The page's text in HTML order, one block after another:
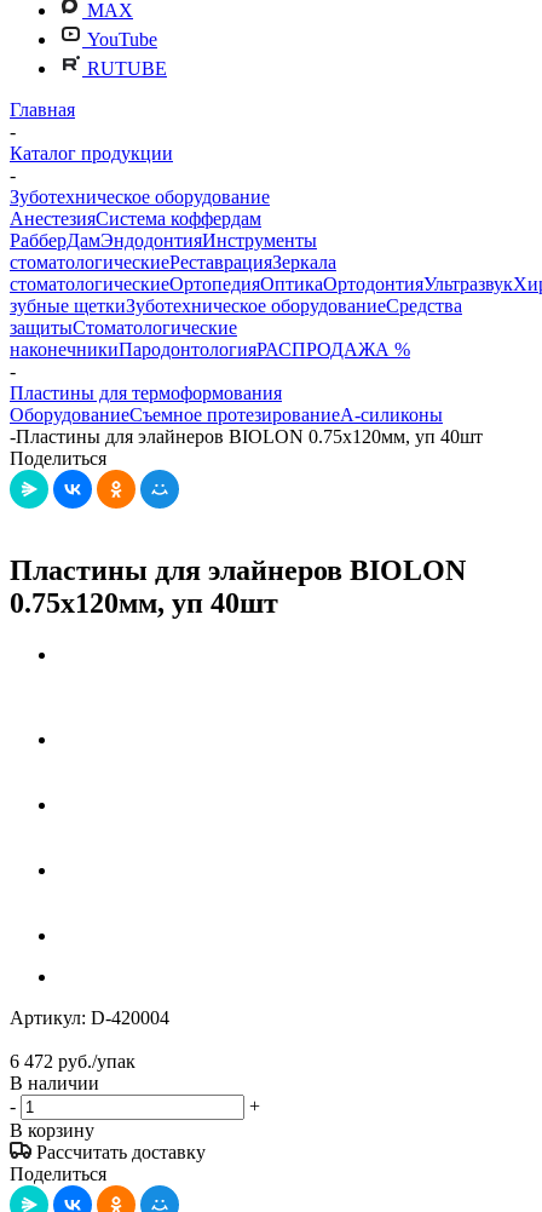
MAX
YouTube
RUTUBE
Главная
-
Каталог продукции
-
Зуботехническое оборудование
АнестезияСистема коффердам
РабберДамЭндодонтияИнструменты
стоматологическиеРеставрацияЗеркала
стоматологическиеОртопедияОптикаОртодонтияУльтразвук
зубные щеткиЗуботехническое оборудованиеСредства
защитыСтоматологические
наконечникиПародонтологияРАСПРОДАЖА %
-
Пластины для термоформования
ОборудованиеСъемное протезированиеА-силиконы
-Пластины для элайнеров BIOLON 0.75х120мм, уп 40шт
Поделиться
Пластины для элайнеров BIOLON
0.75х120мм, уп 40шт
Артикул: D-420004
6 472 руб./упак
В наличии
-
+
В корзину
Рассчитать доставку
Поделиться